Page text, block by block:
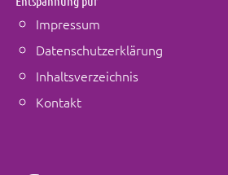
Impressum
Datenschutzerklärung
Inhaltsverzeichnis
Kontakt